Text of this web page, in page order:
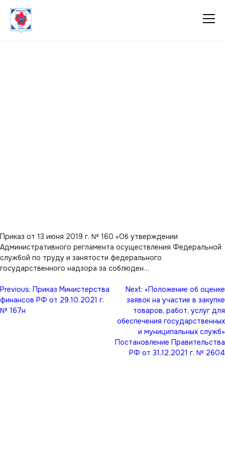
Приказ от 13 июня 2019 г. № 160 «Об утверждении
Административного регламента осуществления Федеральной
службой по труду и занятости федерального
государственного надзора за соблюден…
Навигация
по
записям
Previous: Приказ Министерства
финансов РФ от 29.10.2021 г.
№ 167н
Next: «Положение об оценке
заявок на участие в закупке
товаров, работ, услуг для
обеспечения государственных
и муниципальных служб»
Постановление Правительства
РФ от 31.12.2021 г. № 2604